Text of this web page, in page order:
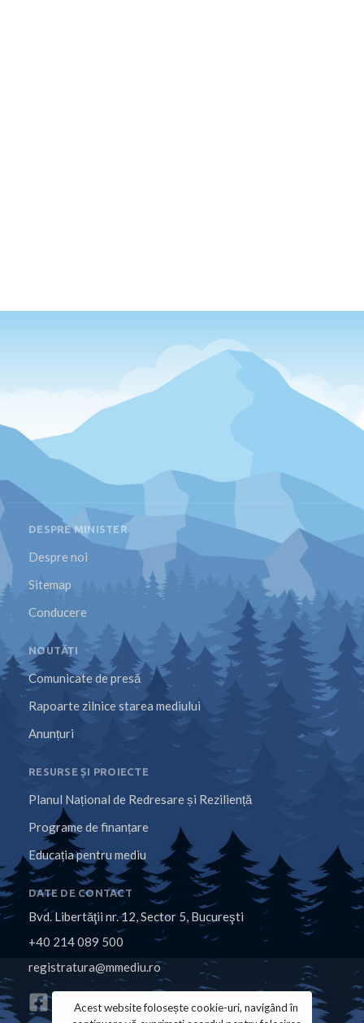
DESPRE MINISTER
Despre noi
Sitemap
Conducere
NOUTĂȚI
Comunicate de presă
Rapoarte zilnice starea mediului
Anunțuri
RESURSE ȘI PROIECTE
Planul Național de Redresare și Reziliență
Programe de finanțare
Educația pentru mediu
DATE DE CONTACT
Bvd. Libertăţii nr. 12, Sector 5, Bucureşti
+40 214 089 500
registratura@mmediu.ro
Acest website folosește cookie-uri, navigând în